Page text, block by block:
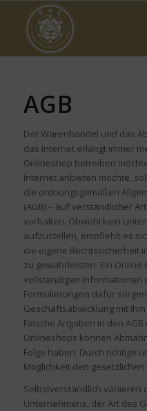
AGB
Der Warenhandel und das
das Internet erlangt immer
Onlineshop betreiben
Internet anbieten möchte,
die ordnungsgemäßen
(AGB) – auf verständlicher
vorhalten. Obwohl kein
aufzustellen, empfiehlt es
die eigene Rechtssicherheit
zu gewährleisten. Ein
vollständigen Informationen
Formulierungen dafür
Geschäftsabwicklung mit
Falsche Angaben in den
Onlineshops können
Folge haben. Durch richtige
Möglichkeit den
Selbstverständlich variieren
Unternehmens, der Art des